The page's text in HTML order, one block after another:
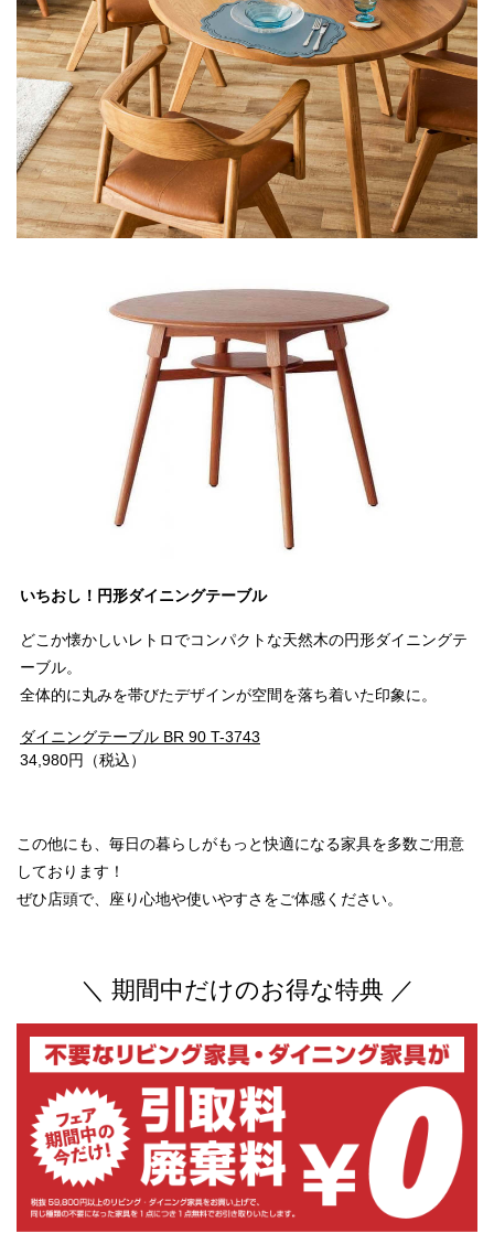
いちおし！円形ダイニングテーブル
どこか懐かしいレトロでコンパクトな天然木の円形ダイニングテ
ーブル。
全体的に丸みを帯びたデザインが空間を落ち着いた印象に。
ダイニングテーブル BR 90 T-3743
34,980円（税込）
この他にも、毎日の暮らしがもっと快適になる家具を多数ご用意
しております！
ぜひ店頭で、座り心地や使いやすさをご体感ください。
＼ 期間中だけのお得な特典 ／